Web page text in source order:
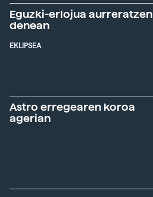
Eguzki-erlojua aurreratzen
denean
EKLIPSEA
Astro erregearen koroa
agerian